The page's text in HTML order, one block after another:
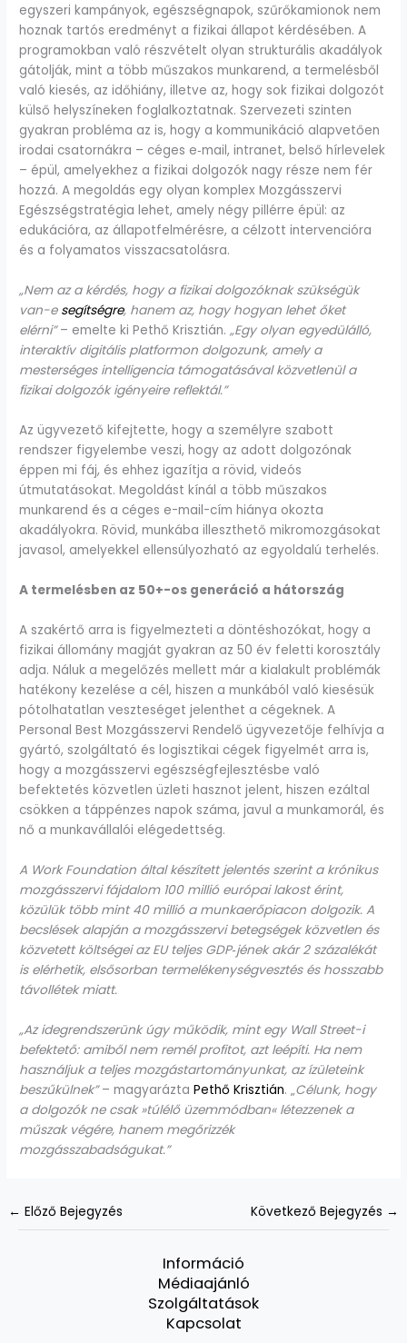
egyszeri kampányok, egészségnapok, szűrőkamionok nem
hoznak tartós eredményt a fizikai állapot kérdésében. A
programokban való részvételt olyan strukturális akadályok
gátolják, mint a több műszakos munkarend, a termelésből
való kiesés, az időhiány, illetve az, hogy sok fizikai dolgozót
külső helyszíneken foglalkoztatnak. Szervezeti szinten
gyakran probléma az is, hogy a kommunikáció alapvetően
irodai csatornákra – céges e‑mail, intranet, belső hírlevelek
– épül, amelyekhez a fizikai dolgozók nagy része nem fér
hozzá. A megoldás egy olyan komplex Mozgásszervi
Egészségstratégia lehet, amely négy pillérre épül: az
edukációra, az állapotfelmérésre, a célzott intervencióra
és a folyamatos visszacsatolásra.
„Nem az a kérdés, hogy a fizikai dolgozóknak szükségük
van-e segítségre, hanem az, hogy hogyan lehet őket
elérni”– emelte ki Pethő Krisztián.„Egy olyan egyedülálló,
interaktív digitális platformon dolgozunk, amely a
mesterséges intelligencia támogatásával közvetlenül a
fizikai dolgozók igényeire reflektál.”
Az ügyvezető kifejtette, hogy a személyre szabott
rendszer figyelembe veszi, hogy az adott dolgozónak
éppen mi fáj, és ehhez igazítja a rövid, videós
útmutatásokat. Megoldást kínál a több műszakos
munkarend és a céges e-mail-cím hiánya okozta
akadályokra. Rövid, munkába illeszthető mikromozgásokat
javasol, amelyekkel ellensúlyozható az egyoldalú terhelés.
A termelésben az 50+-os generáció a hátország
A szakértő arra is figyelmezteti a döntéshozókat, hogy a
fizikai állomány magját gyakran az 50 év feletti korosztály
adja. Náluk a megelőzés mellett már a kialakult problémák
hatékony kezelése a cél, hiszen a munkából való kiesésük
pótolhatatlan veszteséget jelenthet a cégeknek. A
Personal Best Mozgásszervi Rendelő ügyvezetője felhívja a
gyártó, szolgáltató és logisztikai cégek figyelmét arra is,
hogy a mozgásszervi egészségfejlesztésbe való
befektetés közvetlen üzleti hasznot jelent, hiszen ezáltal
csökken a táppénzes napok száma, javul a munkamorál, és
nő a munkavállalói elégedettség.
A Work Foundation által készített jelentés szerint a krónikus
mozgásszervi fájdalom 100 millió európai lakost érint,
közülük több mint 40 millió a munkaerőpiacon dolgozik. A
becslések alapján a mozgásszervi betegségek közvetlen és
közvetett költségei az EU teljes GDP‑jének akár 2 százalékát
is elérhetik, elsősorban termelékenységvesztés és hosszabb
távollétek miatt.
„Az idegrendszerünk úgy működik, mint egy Wall Street-i
befektető: amiből nem remél profitot, azt leépíti. Ha nem
használjuk a teljes mozgástartományunkat, az ízületeink
beszűkülnek”– magyaráztaPethő Krisztián. „Célunk, hogy
a dolgozók ne csak »túlélő üzemmódban« létezzenek a
műszak végére, hanem megőrizzék
mozgásszabadságukat.”
← Előző Bejegyzés Következő Bejegyzés →
Információ
Médiaajánló
Szolgáltatások
Kapcsolat